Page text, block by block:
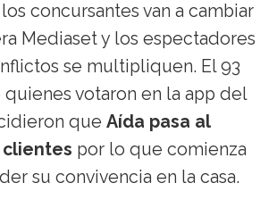
concursantes van a cambiar
Mediaset y los espectadores
se multipliquen. El 93
votaron en la app del
que Aída pasa al
por lo que comienza
su convivencia en la casa.